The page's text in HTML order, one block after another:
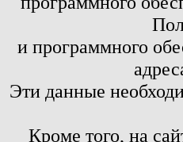
и программного
Эти данные
Кроме того, на